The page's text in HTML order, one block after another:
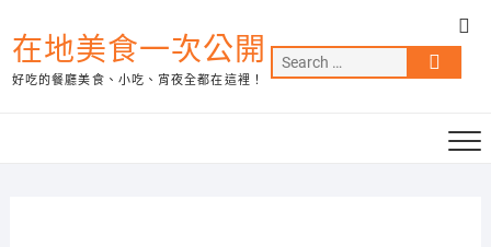
to
content
在地美食一次公開
好吃的餐廳美食、小吃、宵夜全都在這裡！
Search
…